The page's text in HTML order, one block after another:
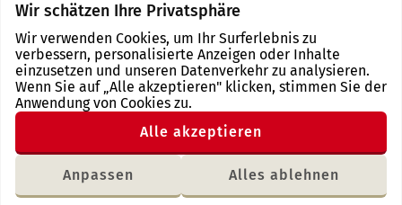
Wir schätzen Ihre Privatsphäre
Wir verwenden Cookies, um Ihr Surferlebnis zu
verbessern, personalisierte Anzeigen oder Inhalte
einzusetzen und unseren Datenverkehr zu analysieren.
Wenn Sie auf „Alle akzeptieren" klicken, stimmen Sie der
Anwendung von Cookies zu.
Anpassen Alles ablehnen
Alle akzeptieren
LINKS
Landkreis Zwickau
Tourismusregion Zwickau
Freistaat Sachsen
Region Zwickau